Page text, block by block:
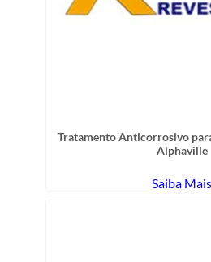
Tratamento Anticorrosivo
Alphaville
Saiba Mais